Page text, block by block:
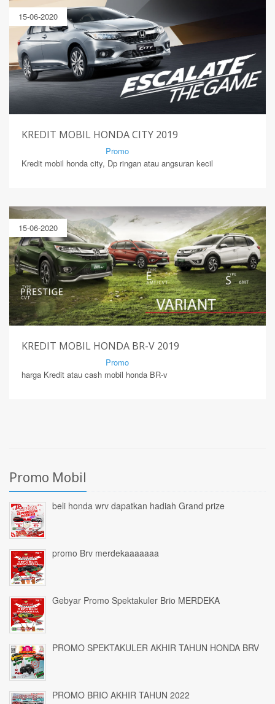
15-06-2020
KREDIT MOBIL HONDA CITY 2019
Promo
Kredit mobil honda city, Dp ringan atau angsuran kecil
15-06-2020
KREDIT MOBIL HONDA BR-V 2019
Promo
harga Kredit atau cash mobil honda BR-v
Promo Mobil
beli honda wrv dapatkan hadiah Grand prize
promo Brv merdekaaaaaaa
Gebyar Promo Spektakuler Brio MERDEKA
PROMO SPEKTAKULER AKHIR TAHUN HONDA BRV
PROMO BRIO AKHIR TAHUN 2022